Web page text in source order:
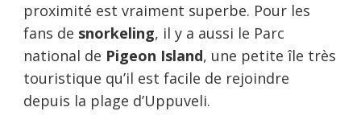
proximité est vraiment superbe. Pour les
fans de snorkeling, il y a aussi le Parc
national de Pigeon Island, une petite île très
touristique qu’il est facile de rejoindre
depuis la plage d’Uppuveli.